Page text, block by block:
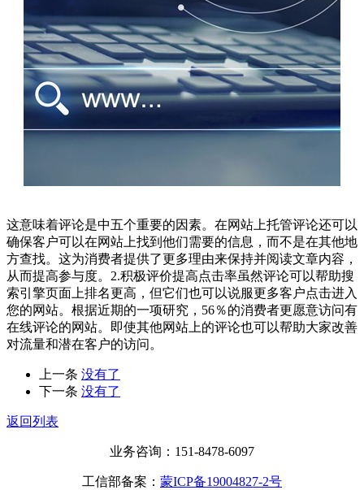
这意味着评论是中五个重要的因素。在网站上托管评论还可以
确保客户可以在网站上找到他们需要的信息，而不是在其他地
方查找。这为消费者提供了更多理由来保持并阅读文章内容，
从而提高参与度。2.积极评价提高点击率虽然评论可以帮助搜
索引擎页面上排名更高，但它们也可以说服更多客户点击进入
您的网站。根据近期的一项研究，56％的消费者更愿意访问有
在线评论的网站。即使其他网站上的评论也可以帮助大家改善
对流量和潜在客户的访问。
上一条 没有了
下一条 没有了
返回列表
业务咨询：151-8478-6097
工信部备案： 蒙ICP备19004827-2号